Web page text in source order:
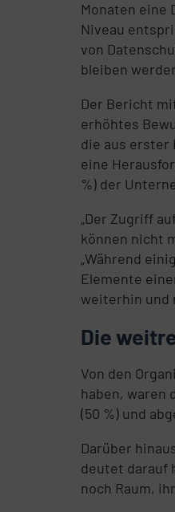
Monaten eine
Niveau
von
bleiben
Der Bericht
erhöhtes
die aus erster
eine
%) der
„Der Zugriff
können nicht
„Während
Elemente
weiterhin und
Die
Von den
haben, waren
(50 %) und
Darüber
deutet darauf
noch Raum,